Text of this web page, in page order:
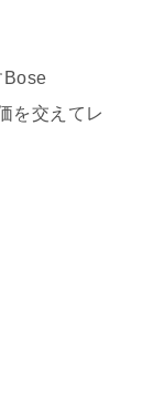
Bose
を交えてレ